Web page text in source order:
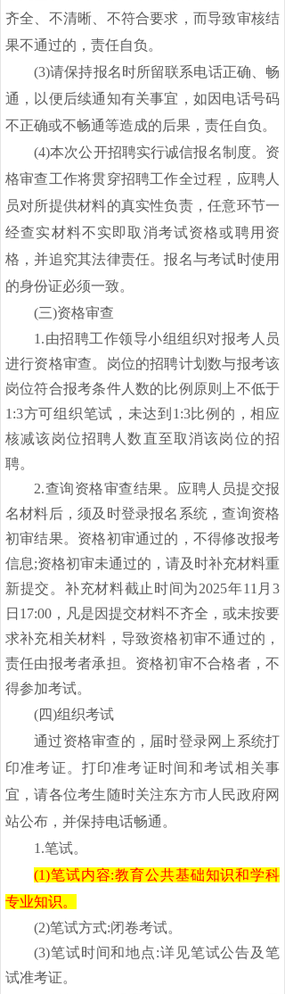
齐全、不清晰、不符合要求，而导致审核结
果不通过的，责任自负。
(3)请保持报名时所留联系电话正确、畅
通，以便后续通知有关事宜，如因电话号码
不正确或不畅通等造成的后果，责任自负。
(4)本次公开招聘实行诚信报名制度。资
格审查工作将贯穿招聘工作全过程，应聘人
员对所提供材料的真实性负责，任意环节一
经查实材料不实即取消考试资格或聘用资
格，并追究其法律责任。报名与考试时使用
的身份证必须一致。
(三)资格审查
1.由招聘工作领导小组组织对报考人员
进行资格审查。 岗位的招聘计划数与报考该
岗位符合报考条件人数的比例原则上不低于
1:3方可组织笔试，未达到1:3比例的，相应
核减该岗位招聘人数直至取消该岗位的招
聘。
2.查询资格审查结果。 应聘人员提交报
名材料后，须及时登录报名系统，查询资格
初审结果。资格初审通过的，不得修改报考
信息;资格初审未通过的，请及时补充材料重
新提交。补充材料截止时间为2025年11 月3
日 17:00，凡是因提交材料不齐全，或未按要
求补充相关材料，导致资格初审不通过的，
责任由报考者承担。资格初审不合格者，不
得参加考试。
(四)组织考试
通过资格审查的，届时登录网上系统打
印准考证。打印准考证时间和考试相关事
宜，请各位考生随时关注东方市人民政府网
站公布，并保持电话畅通。
1.笔试。
(1)笔试内容:教育公共基础知识和学科
专业知识。
(2)笔试方式:闭卷考试。
(3)笔试时间和地点:详见笔试公告及笔
试准考证。